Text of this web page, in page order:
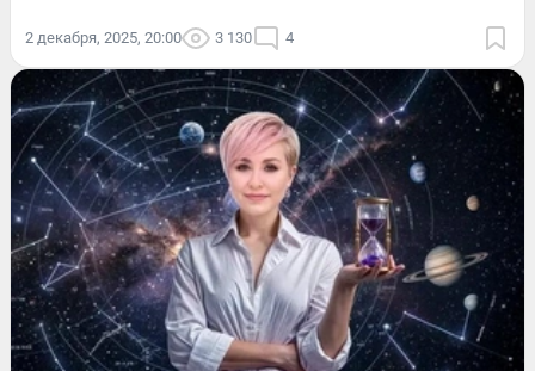
2 декабря, 2025, 20:00 3 130 4